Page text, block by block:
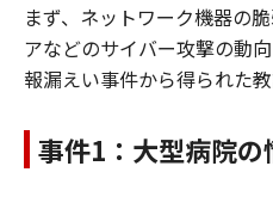
まず、ネットワーク機器の
アなどのサイバー攻撃の動
報漏えい事件から得られた
事件1：大型病院の